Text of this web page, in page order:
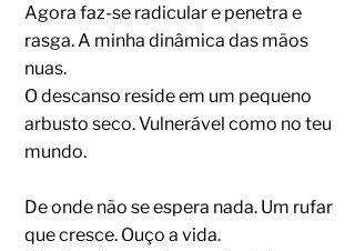
Agora faz-se radicular e penetra e
rasga. A minha dinâmica das mãos
nuas.
O descanso reside em um pequeno
arbusto seco. Vulnerável como no teu
mundo.
De onde não se espera nada. Um rufar
que cresce. Ouço a vida.